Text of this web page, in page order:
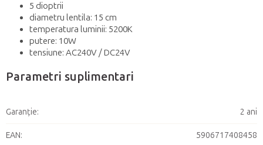
5 dioptrii
diametru lentila: 15 cm
temperatura luminii: 5200K
putere: 10W
tensiune: AC240V / DC24V
Parametri suplimentari
Garanţie: 2 ani
EAN: 5906717408458